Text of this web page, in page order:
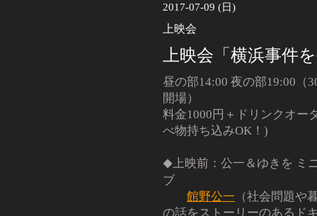
2017-07-09 (日)
上映会
上映会「横浜事件
昼の部14:00 夜の部19:00（
開場）
料金1000円＋ドリンクオー
べ物持ち込みOK！)
◆上映前：公一＆ゆきを ミ
ブ
館野公一 （社会問題や
の話をストーリーのあるド